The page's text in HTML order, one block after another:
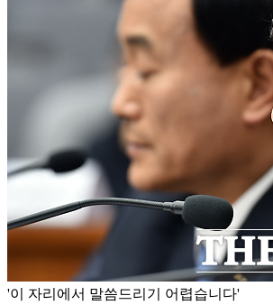
'이 자리에서 말씀드리기 어렵습니다'